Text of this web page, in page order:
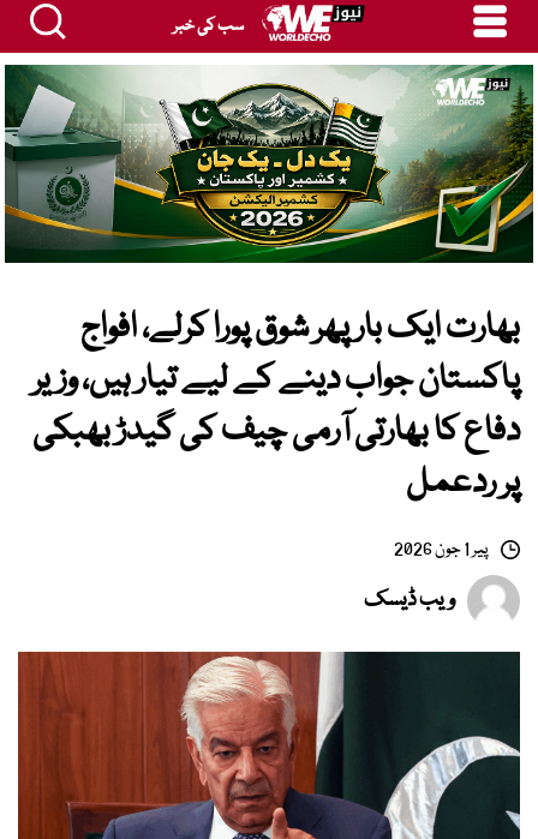
سب کی خبر
بھارت ایک بار پھر شوق پورا کرلے، افواج
پاکستان جواب دینے کے لیے تیار ہیں، وزیر
دفاع کا بھارتی آرمی چیف کی گیدڑ بھبکی
پر ردعمل
پیر 1 جون 2026
ویب ڈیسک